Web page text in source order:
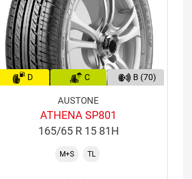
D C B (70)
AUSTONE
ATHENA SP801
165/65 R 15 81H
M+S TL